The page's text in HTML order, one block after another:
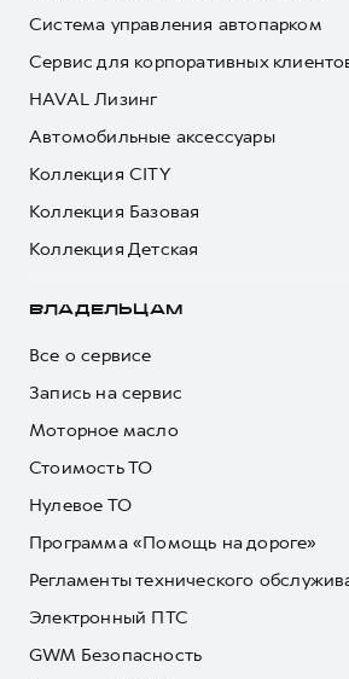
Система управления автопарком
Сервис для корпоративных
HAVAL Лизинг
Автомобильные аксессуары
Коллекция CITY
Коллекция Базовая
Коллекция Детская
ВЛАДЕЛЬЦАМ
Все о сервисе
Запись на сервис
Моторное масло
Стоимость ТО
Нулевое ТО
Программа «Помощь на дороге»
Регламенты технического
Электронный ПТС
GWM Безопасность